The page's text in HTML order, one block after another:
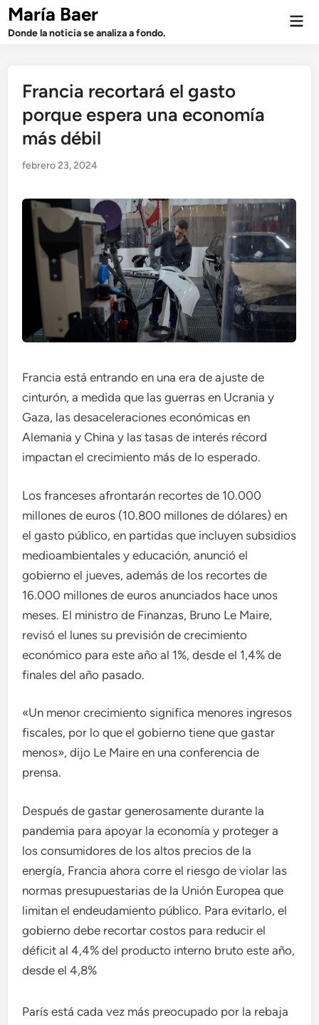
Saltar
contenido
María Baer
Donde la noticia se analiza a fondo.
Francia recortará el gasto
porque espera una economía
más débil
febrero 23, 2024
Francia está entrando en una era de ajuste de
cinturón, a medida que las guerras en Ucrania y
Gaza, las desaceleraciones económicas en
Alemania y China y las tasas de interés récord
impactan el crecimiento más de lo esperado.
Los franceses afrontarán recortes de 10.000
millones de euros (10.800 millones de dólares) en
el gasto público, en partidas que incluyen subsidios
medioambientales y educación, anunció el
gobierno el jueves, además de los recortes de
16.000 millones de euros anunciados hace unos
meses. El ministro de Finanzas, Bruno Le Maire,
revisó el lunes su previsión de crecimiento
económico para este año al 1%, desde el 1,4% de
finales del año pasado.
«Un menor crecimiento significa menores ingresos
fiscales, por lo que el gobierno tiene que gastar
menos», dijo Le Maire en una conferencia de
prensa.
Después de gastar generosamente durante la
pandemia para apoyar la economía y proteger a
los consumidores de los altos precios de la
energía, Francia ahora corre el riesgo de violar las
normas presupuestarias de la Unión Europea que
limitan el endeudamiento público. Para evitarlo, el
gobierno debe recortar costos para reducir el
déficit al 4,4% del producto interno bruto este año,
desde el 4,8%
París está cada vez más preocupado por la rebaja